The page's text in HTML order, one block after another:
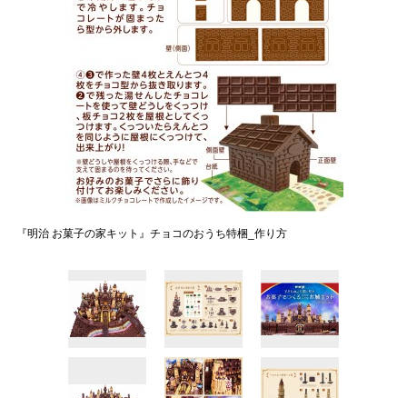
『明治 お菓子の家キット』チョコのおうち特梱_作り方